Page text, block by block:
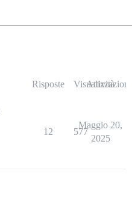
Risposte Visualizzazioni
Attività
12 577
Maggio 20,
2025